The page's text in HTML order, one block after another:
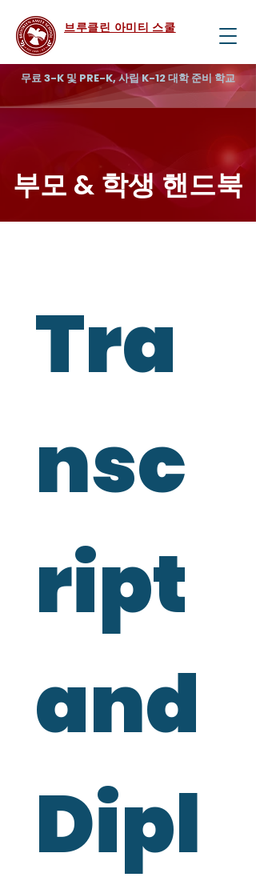
브루클린 아미티 스쿨
무료 3-K 및 PRE-K, 사립 K-12 대학 준비 학교
부모 & 학생 핸드북
Tra
nsc
ript
and
Dipl